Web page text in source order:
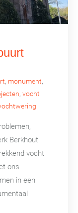
, monument,
, vocht
Berkhout
vocht
ons
in een